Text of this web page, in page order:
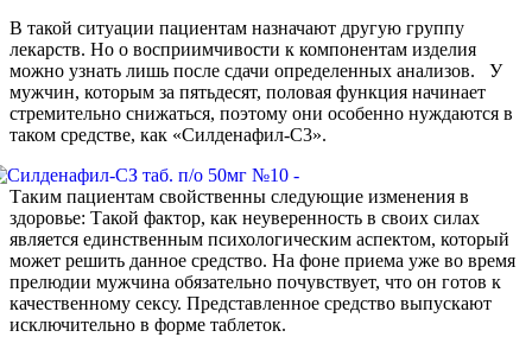
В такой ситуации пациентам назначают другую группу
лекарств. Но о восприимчивости к компонентам изделия
можно узнать лишь после сдачи определенных анализов. У
мужчин, которым за пятьдесят, половая функция начинает
стремительно снижаться, поэтому они особенно нуждаются в
таком средстве, как «Силденафил-С3».
Таким пациентам свойственны следующие изменения в
здоровье: Такой фактор, как неуверенность в своих силах
является единственным психологическим аспектом, который
может решить данное средство. На фоне приема уже во время
прелюдии мужчина обязательно почувствует, что он готов к
качественному сексу. Представленное средство выпускают
исключительно в форме таблеток.